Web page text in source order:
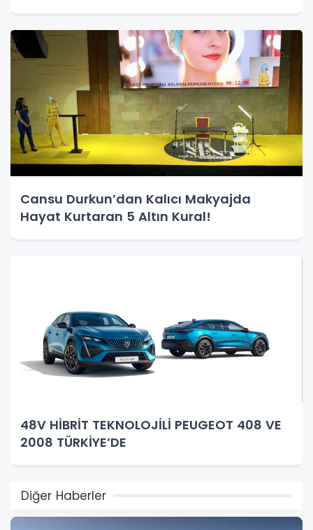
Cansu Durkun’dan Kalıcı Makyajda
Hayat Kurtaran 5 Altın Kural!
48V HİBRİT TEKNOLOJİLİ PEUGEOT 408 VE
2008 TÜRKİYE’DE
Diğer Haberler